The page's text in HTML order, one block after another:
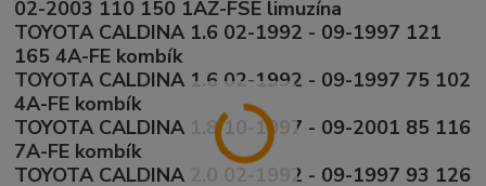
02-2003 110 150 1AZ-FSE limuzína
TOYOTA CALDINA 1.6 02-1992 - 09-1997 121
165 4A-FE kombík
TOYOTA CALDINA 1.6 02-1992 - 09-1997 75 102
4A-FE kombík
TOYOTA CALDINA 1.8 10-1997 - 09-2001 85 116
7A-FE kombík
TOYOTA CALDINA 2.0 02-1992 - 09-1997 93 126